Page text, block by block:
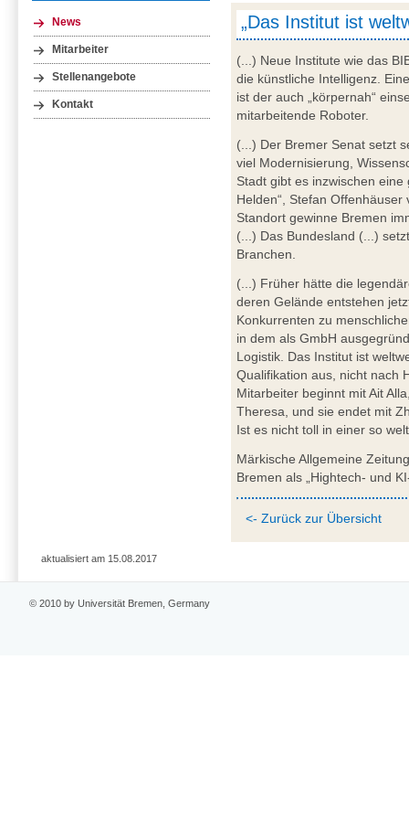
News
Mitarbeiter
Stellenangebote
Kontakt
„Das Institut ist
(...) Neue Institute wie das
die künstliche Intelligenz.
ist der auch „körpernah“
mitarbeitende Roboter.
(...) Der Bremer Senat setzt
viel Modernisierung,
Stadt gibt es inzwischen
Helden“, Stefan
Standort gewinne Bremen
(...) Das Bundesland (...)
Branchen.
(...) Früher hätte die
deren Gelände entstehen
Konkurrenten zu
in dem als GmbH
Logistik. Das Institut ist
Qualifikation aus, nicht nach
Mitarbeiter beginnt mit Ait
Theresa, und sie endet mit
Ist es nicht toll in einer so
Märkische Allgemeine
Bremen als „Hightech- und
<- Zurück zur Übersicht
aktualisiert am 15.08.2017
© 2010 by Universität Bremen, Germany